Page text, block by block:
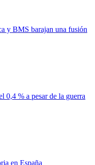
y BMS barajan una fusión
0,4 % a pesar de la guerra
en España